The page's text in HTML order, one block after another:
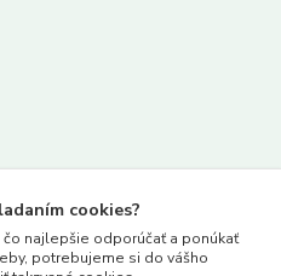
cookies?
najlepšie odporúčať a ponúkať
potrebujeme si do vášho